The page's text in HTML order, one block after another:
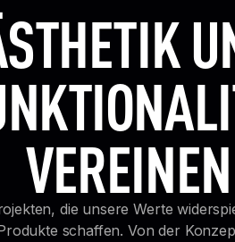
VEREINEN
die unsere Werte
schaffen. Von der